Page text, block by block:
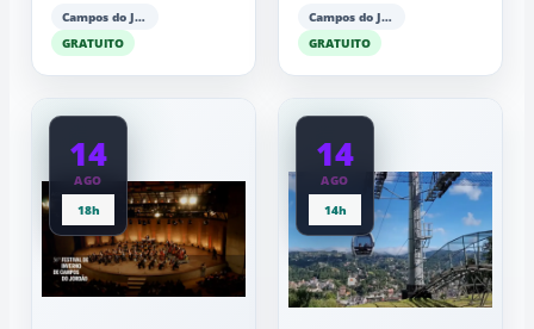
Campos do Jordão
GRATUITO
Campos do Jordão
GRATUITO
14
AGO
18h
14
AGO
14h